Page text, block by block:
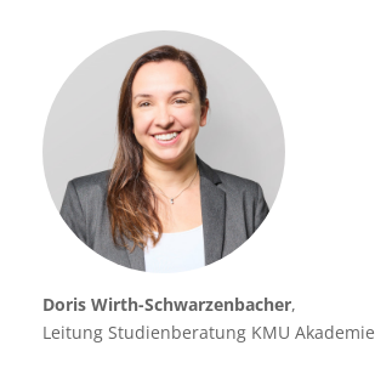
Doris Wirth-Schwarzenbacher,
Leitung Studienberatung KMU Akademie